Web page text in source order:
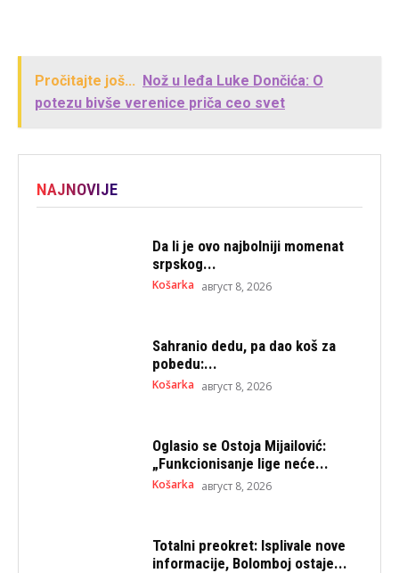
Pročitajte još... Nož u leđa Luke Dončića: O
potezu bivše verenice priča ceo svet
NAJNOVIJE
Da li je ovo najbolniji momenat
srpskog...
Košarka август 8, 2026
Sahranio dedu, pa dao koš za
pobedu:...
Košarka август 8, 2026
Oglasio se Ostoja Mijailović:
„Funkcionisanje lige neće...
Košarka август 8, 2026
Totalni preokret: Isplivale nove
informacije, Bolomboj ostaje...